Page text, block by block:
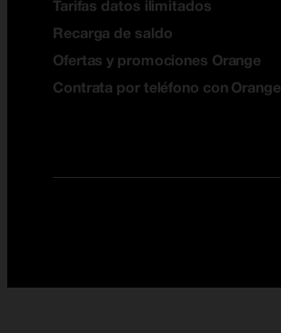
Tarifas datos ilimitados
Recarga de saldo
Ofertas y promociones Orange
Contrata por teléfono con Orange